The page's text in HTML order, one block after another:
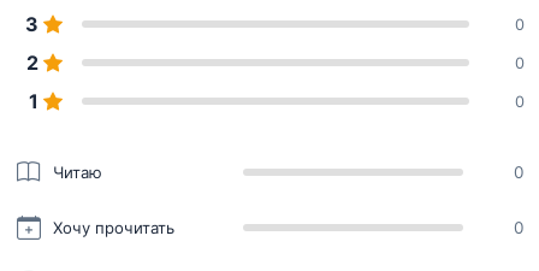
3 0
2 0
1 0
Читаю 0
Хочу прочитать 0